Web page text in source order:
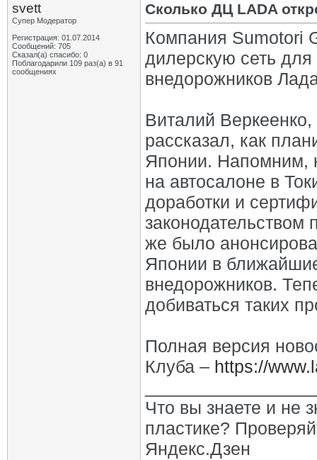
svett
Супер Модератор
Регистрация: 01.07.2014
Сообщений: 705
Сказал(а) спасибо: 0
Поблагодарили 109 раз(а) в 91
сообщениях
Сколько ДЦ LADA
Компания Sumotori
дилерскую сеть
внедорожников
Виталий
рассказал, как
Японии. Напомним,
на автосалоне в
доработки и
законодательством
же было
Японии в
внедорожников.
добиваться таких
Полная версия
Клуба – https://
Что вы знаете и не
пластике?
Яндекс.Дзен